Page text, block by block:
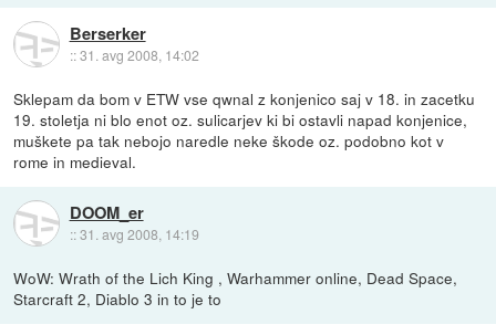
Berserker
::31. avg 2008, 14:02
Sklepam da bom v ETW vse qwnal z konjenico saj v 18. in zacetku
19. stoletja ni blo enot oz. sulicarjev ki bi ostavli napad konjenice,
muškete pa tak nebojo naredle neke škode oz. podobno kot v
rome in medieval.
DOOM_er
::31. avg 2008, 14:19
WoW: Wrath of the Lich King , Warhammer online, Dead Space,
Starcraft 2, Diablo 3 in to je to